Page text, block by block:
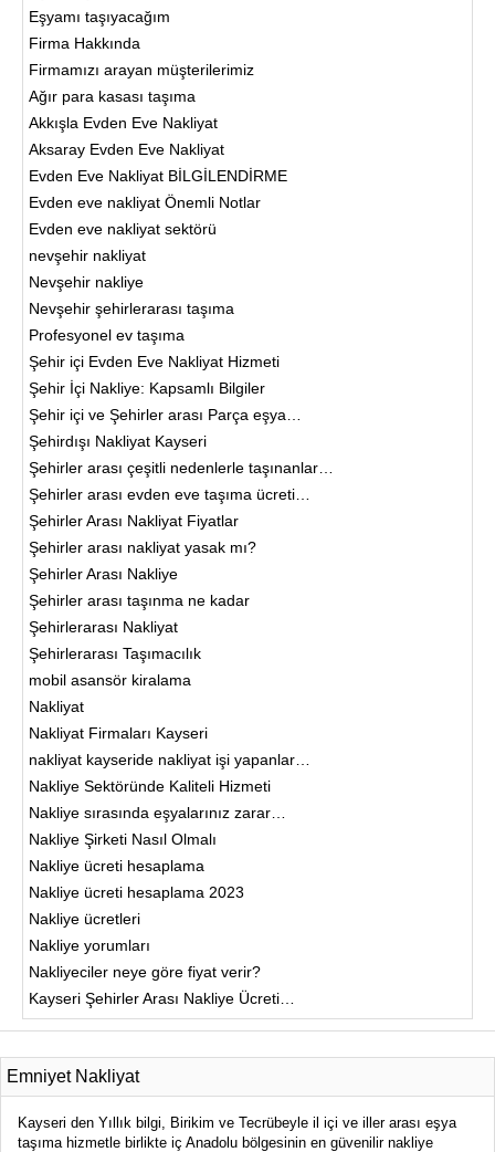
Eşyamı taşıyacağım
Firma Hakkında
Firmamızı arayan müşterilerimiz
Ağır para kasası taşıma
Akkışla Evden Eve Nakliyat
Aksaray Evden Eve Nakliyat
Evden Eve Nakliyat BİLGİLENDİRME
Evden eve nakliyat Önemli Notlar
Evden eve nakliyat sektörü
nevşehir nakliyat
Nevşehir nakliye
Nevşehir şehirlerarası taşıma
Profesyonel ev taşıma
Şehir içi Evden Eve Nakliyat Hizmeti
Şehir İçi Nakliye: Kapsamlı Bilgiler
Şehir içi ve Şehirler arası Parça eşya…
Şehirdışı Nakliyat Kayseri
Şehirler arası çeşitli nedenlerle taşınanlar…
Şehirler arası evden eve taşıma ücreti…
Şehirler Arası Nakliyat Fiyatlar
Şehirler arası nakliyat yasak mı?
Şehirler Arası Nakliye
Şehirler arası taşınma ne kadar
Şehirlerarası Nakliyat
Şehirlerarası Taşımacılık
mobil asansör kiralama
Nakliyat
Nakliyat Firmaları Kayseri
nakliyat kayseride nakliyat işi yapanlar…
Nakliye Sektöründe Kaliteli Hizmeti
Nakliye sırasında eşyalarınız zarar…
Nakliye Şirketi Nasıl Olmalı
Nakliye ücreti hesaplama
Nakliye ücreti hesaplama 2023
Nakliye ücretleri
Nakliye yorumları
Nakliyeciler neye göre fiyat verir?
Kayseri Şehirler Arası Nakliye Ücreti…
Emniyet Nakliyat
Kayseri den Yıllık bilgi, Birikim ve Tecrübeyle il içi ve iller arası eşya
taşıma hizmetle birlikte iç Anadolu bölgesinin en güvenilir nakliye